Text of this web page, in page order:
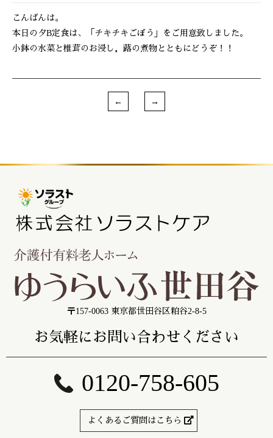
こんばんは。
本日の夕B定食は、「チキチキごぼう」をご用意致しました。
小鉢の水菜と椎茸のお浸し，蕗の煮物とともにどうぞ！！
〒157-0063 東京都世田谷区粕谷2-8-5
お気軽にお問い合わせください
0120-758-605
よくあるご質問はこちら